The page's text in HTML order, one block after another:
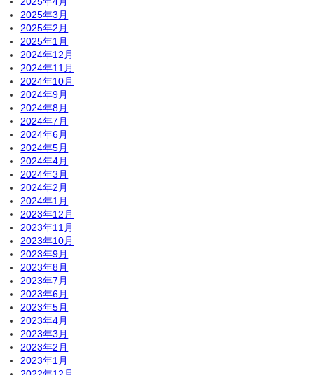
2025年3月
2025年2月
2025年1月
2024年12月
2024年11月
2024年10月
2024年9月
2024年8月
2024年7月
2024年6月
2024年5月
2024年4月
2024年3月
2024年2月
2024年1月
2023年12月
2023年11月
2023年10月
2023年9月
2023年8月
2023年7月
2023年6月
2023年5月
2023年4月
2023年3月
2023年2月
2023年1月